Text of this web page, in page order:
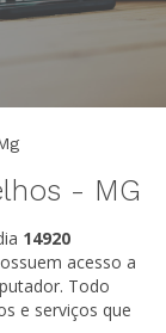
- MG
14920
acesso a
Todo
e serviços que